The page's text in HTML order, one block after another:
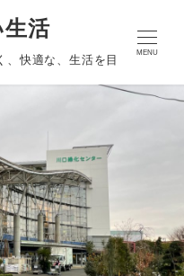
活
快適な、生活を目 MENU